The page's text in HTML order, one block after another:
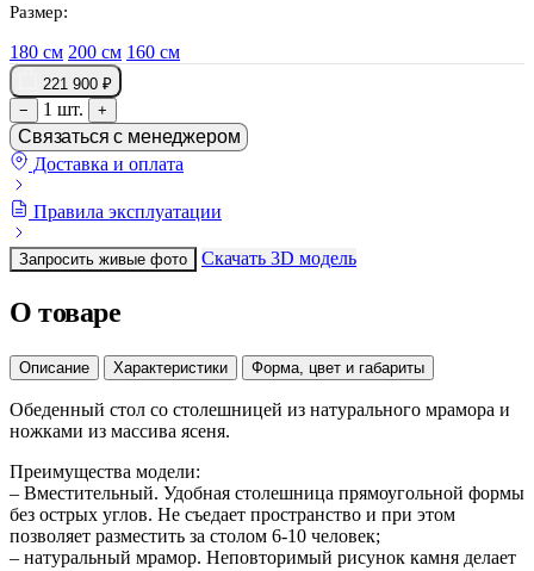
Размер:
180 см 200 см 160 см
221 900 ₽
−
1 шт. +
Связаться с менеджером
Доставка и оплата
Правила эксплуатации
Запросить живые фото Скачать 3D модель
О товаре
Описание Характеристики Форма, цвет и габариты
Обеденный стол со столешницей из натурального мрамора и
ножками из массива ясеня.
Преимущества модели:
– Вместительный. Удобная столешница прямоугольной формы
без острых углов. Не съедает пространство и при этом
позволяет разместить за столом 6-10 человек;
– натуральный мрамор. Неповторимый рисунок камня делает